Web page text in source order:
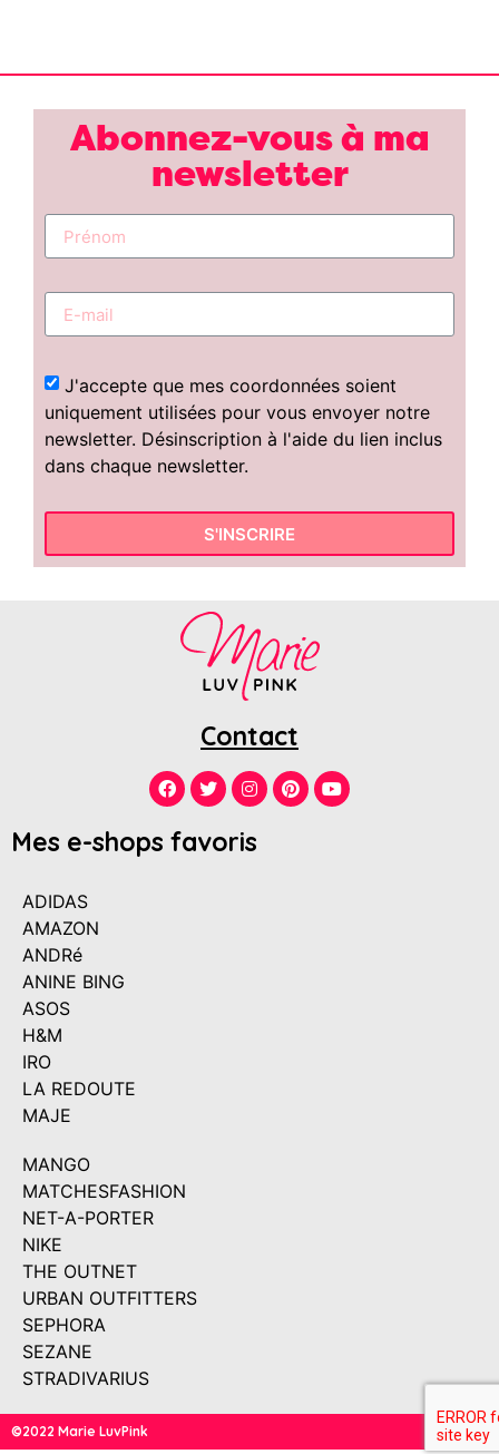
Abonnez-vous à ma
newsletter
J'accepte que mes coordonnées soient
uniquement utilisées pour vous envoyer notre
newsletter. Désinscription à l'aide du lien inclus
dans chaque newsletter.
S'INSCRIRE
Contact
Mes e-shops favoris
ADIDAS
AMAZON
ANDRé
ANINE BING
ASOS
H&M
IRO
LA REDOUTE
MAJE
MANGO
MATCHESFASHION
NET-A-PORTER
NIKE
THE OUTNET
URBAN OUTFITTERS
SEPHORA
SEZANE
STRADIVARIUS
©2022 Marie LuvPink